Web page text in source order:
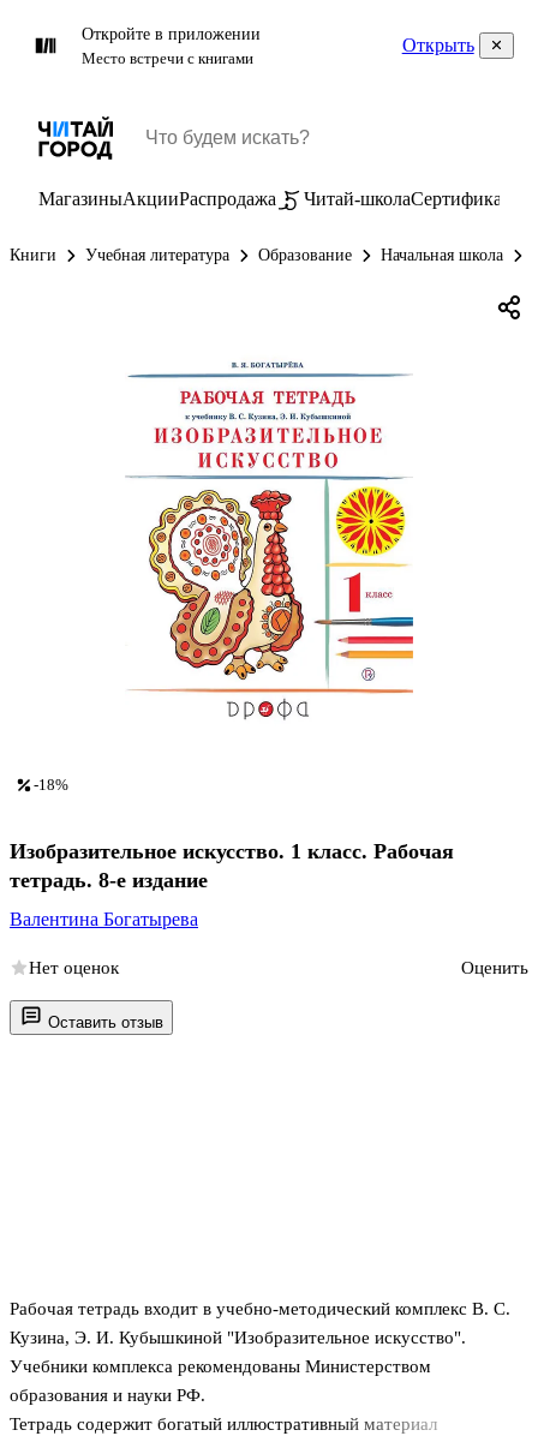
Откройте в приложении
Место встречи с книгами
Открыть
МагазиныАкцииРаспродажа Читай-школаСертификаты
Книги Учебная литература Образование Начальная школа
Оставить отзыв
Рабочая тетрадь входит в учебно-методический комплекс В. С.
Кузина, Э. И. Кубышкиной "Изобразительное искусство".
Учебники комплекса рекомендованы Министерством
образования и науки РФ.
Тетрадь содержит богатый иллюстративный материал
-18%
Изобразительное искусство. 1 класс. Рабочая
тетрадь. 8-е издание
Валентина Богатырева
Нет оценок Оценить